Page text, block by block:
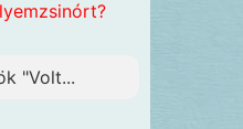
"Volt...